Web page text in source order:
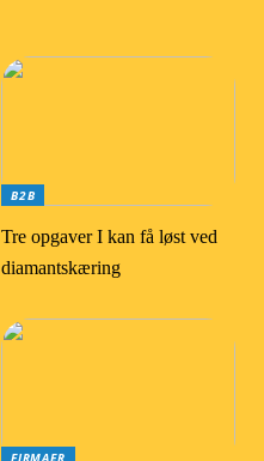
B2B
Tre opgaver I kan få løst ved
diamantskæring
FIRMAER